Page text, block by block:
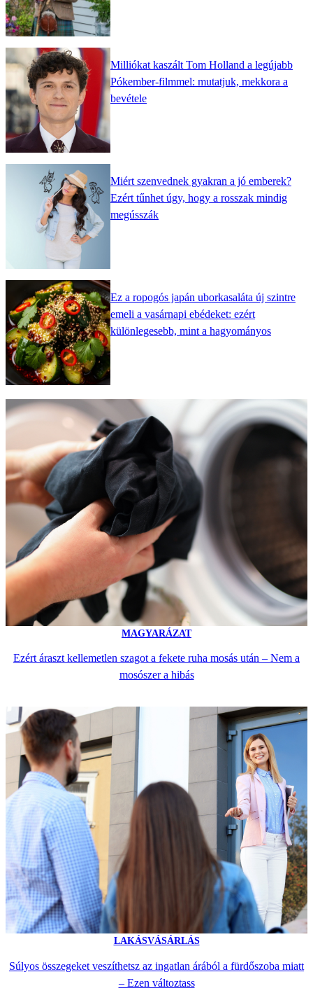
Milliókat kaszált Tom Holland a legújabb
Pókember-filmmel: mutatjuk, mekkora a
bevétele
Miért szenvednek gyakran a jó emberek?
Ezért tűnhet úgy, hogy a rosszak mindig
megússzák
Ez a ropogós japán uborkasaláta új szintre
emeli a vasárnapi ebédeket: ezért
különlegesebb, mint a hagyományos
MAGYARÁZAT
Ezért áraszt kellemetlen szagot a fekete ruha mosás után – Nem a
mosószer a hibás
LAKÁSVÁSÁRLÁS
Súlyos összegeket veszíthetsz az ingatlan árából a fürdőszoba miatt
– Ezen változtass